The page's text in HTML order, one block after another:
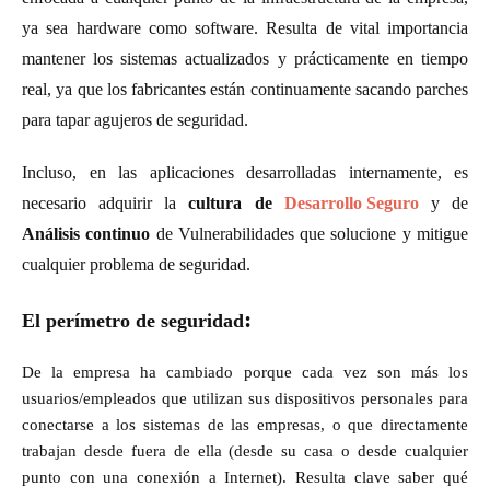
ya sea hardware como software. Resulta de vital importancia
mantener los sistemas actualizados y prácticamente en tiempo
real, ya que los fabricantes están continuamente sacando parches
para tapar agujeros de seguridad.
Incluso, en las aplicaciones desarrolladas internamente, es
necesario adquirir lacultura de Desarrollo Seguroy de
Análisis continuo de Vulnerabilidades que solucione y mitigue
cualquier problema de seguridad.
El perímetro de seguridad:
De la empresa ha cambiado porque cada vez son más los
usuarios/empleados que utilizan sus dispositivos personales para
conectarse a los sistemas de las empresas, o que directamente
trabajan desde fuera de ella (desde su casa o desde cualquier
punto con una conexión a Internet). Resulta clave saber qué